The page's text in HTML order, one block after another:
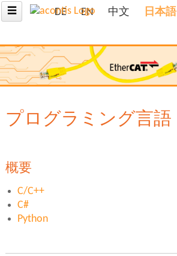
☰ DE EN 中文 日本語
プログラミング言語
概要
C/C++
C#
Python